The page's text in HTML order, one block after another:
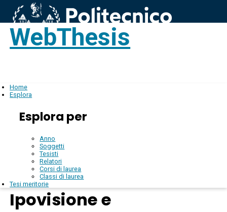
WebThesis
Home
Esplora
Esplora per
Anno
Soggetti
Tesisti
Relatori
Corsi di laurea
Classi di laurea
Tesi meritorie
Ipovisione e